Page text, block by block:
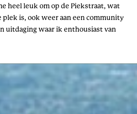
heel leuk om op de Piekstraat, wat
plek is, ook weer aan een community
uitdaging waar ik enthousiast van